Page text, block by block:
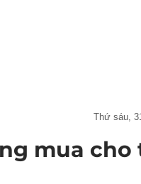
thứ sáu,
mua cho